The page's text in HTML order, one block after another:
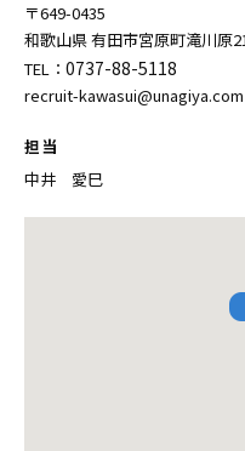
〒649-0435
和歌山県 有田市宮原町滝川原
TEL： 0737-88-5118
recruit-kawasui@unagiya.com
担当
中井 愛巳